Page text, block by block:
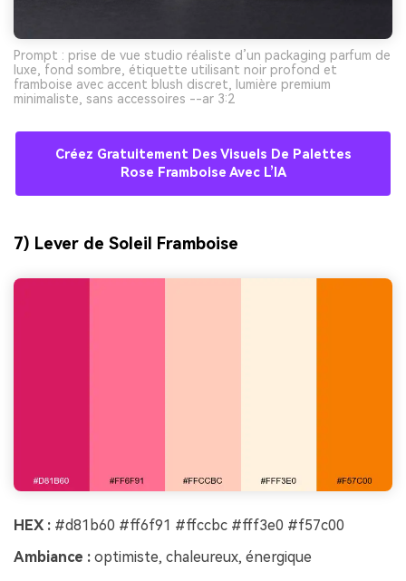
Prompt : prise de vue studio réaliste d’un packaging parfum de
luxe, fond sombre, étiquette utilisant noir profond et
framboise avec accent blush discret, lumière premium
minimaliste, sans accessoires --ar 3:2
Créez Gratuitement Des Visuels De Palettes
Rose Framboise Avec L’IA
7) Lever de Soleil Framboise
HEX : #d81b60 #ff6f91 #ffccbc #fff3e0 #f57c00
Ambiance : optimiste, chaleureux, énergique